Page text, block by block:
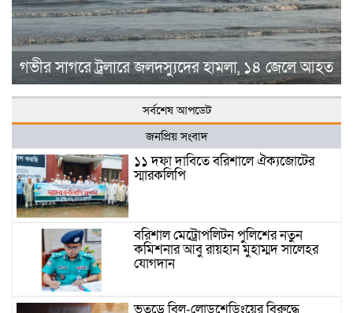
গভীর সাগরে ট্রলারে জলদস্যুদের হামলা, ১৪ জেলে আহত
সর্বশেষ আপডেট
জনপ্রিয় সংবাদ
১১ দফা দাবিতে বরিশালে ঐক্যজোটের
স্মারকলিপি
বরিশাল মেট্রোপলিটন পুলিশের নতুন
কমিশনার আবু রায়হান মুহাম্মদ সালেহর
যোগদান
ভুতুড়ে বিল-লোডশেডিংয়ের বিরুদ্ধে